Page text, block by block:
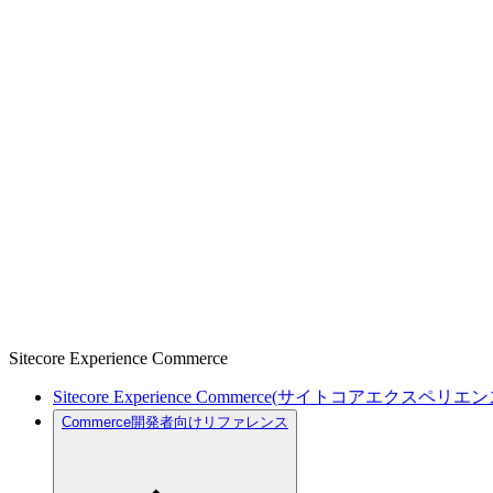
Sitecore Experience Commerce
Sitecore Experience Commerce(サイトコアエクスペリエ
Commerce開発者向けリファレンス